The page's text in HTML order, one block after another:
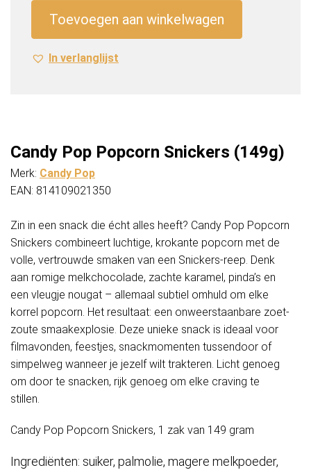
aantalToevoegen aan winkelwagen
In verlanglijst
Candy Pop Popcorn Snickers (149g)
Merk: Candy Pop
EAN: 814109021350
Zin in een snack die écht alles heeft? Candy Pop Popcorn
Snickers combineert luchtige, krokante popcorn met de
volle, vertrouwde smaken van een Snickers-reep. Denk
aan romige melkchocolade, zachte karamel, pinda’s en
een vleugje nougat – allemaal subtiel omhuld om elke
korrel popcorn. Het resultaat: een onweerstaanbare zoet-
zoute smaakexplosie. Deze unieke snack is ideaal voor
filmavonden, feestjes, snackmomenten tussendoor of
simpelweg wanneer je jezelf wilt trakteren. Licht genoeg
om door te snacken, rijk genoeg om elke craving te
stillen.
Candy Pop Popcorn Snickers, 1 zak van 149 gram
Ingrediënten: suiker, palmolie, magere melkpoeder,